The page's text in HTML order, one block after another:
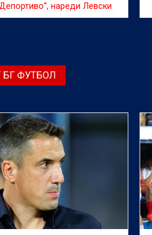
нареди Левски
приятните изненади на
ФУТБОЛ